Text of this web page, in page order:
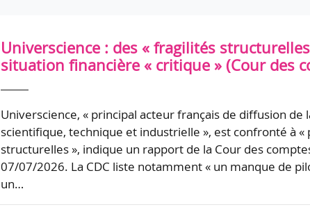
Universcience : des « fragilités
situation financière « critique » (Cour des
Universcience, « principal acteur français de diffusion de
scientifique, technique et industrielle », est confronté à
structurelles », indique un rapport de la Cour des
07/07/2026. La CDC liste notamment « un manque de
un…